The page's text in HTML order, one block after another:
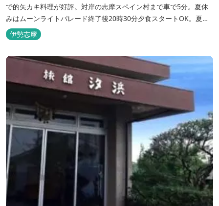
で的矢カキ料理が好評。対岸の志摩スペイン村まで車で5分。夏休
みはムーンライトパレード終了後20時30分夕食スタートOK。夏ガ
キ6月～8月も好評。
伊勢志摩